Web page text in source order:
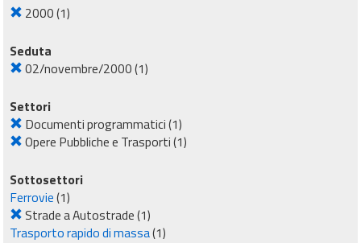
2000(1)
Seduta
02/novembre/2000(1)
Settori
Documenti programmatici(1)
Opere Pubbliche e Trasporti(1)
Sottosettori
Ferrovie(1)
Strade a Autostrade(1)
Trasporto rapido di massa(1)